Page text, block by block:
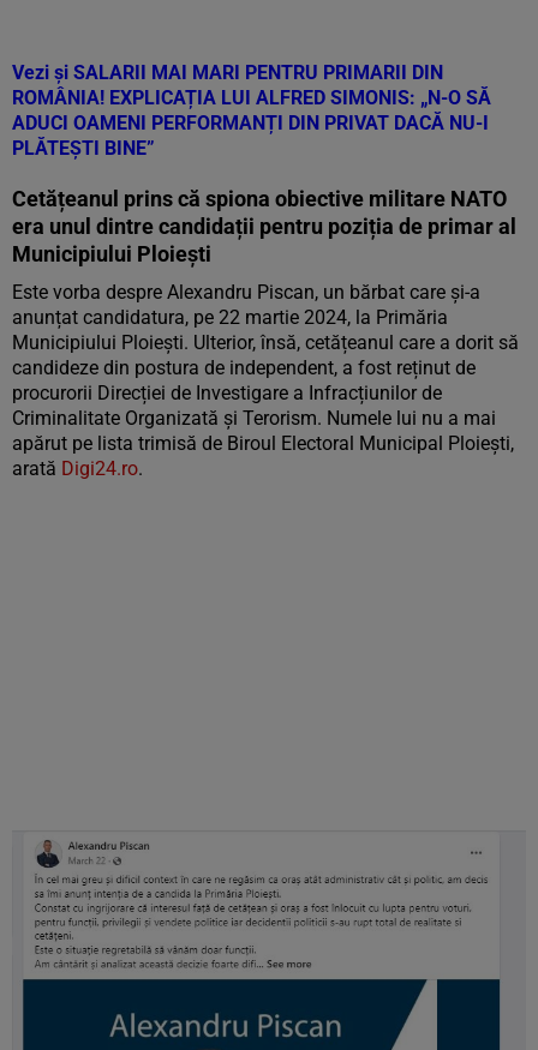
Vezi și SALARII MAI MARI PENTRU PRIMARII DIN
ROMÂNIA! EXPLICAȚIA LUI ALFRED SIMONIS: „N-O SĂ
ADUCI OAMENI PERFORMANȚI DIN PRIVAT DACĂ NU-I
PLĂTEȘTI BINE”
Cetățeanul prins că spiona obiective militare NATO
era unul dintre candidații pentru poziția de primar al
Municipiului Ploiești
Este vorba despre Alexandru Piscan, un bărbat care și-a
anunțat candidatura, pe 22 martie 2024, la Primăria
Municipiului Ploiești. Ulterior, însă, cetățeanul care a dorit să
candideze din postura de independent, a fost reținut de
procurorii Direcției de Investigare a Infracțiunilor de
Criminalitate Organizată și Terorism. Numele lui nu a mai
apărut pe lista trimisă de Biroul Electoral Municipal Ploiești,
arată Digi24.ro.